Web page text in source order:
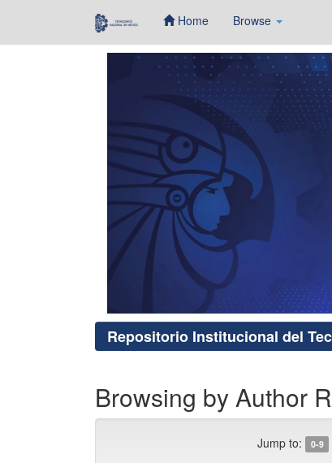
Home Browse
Repositorio Institucional del
Browsing by Author
Jump to: 0-9